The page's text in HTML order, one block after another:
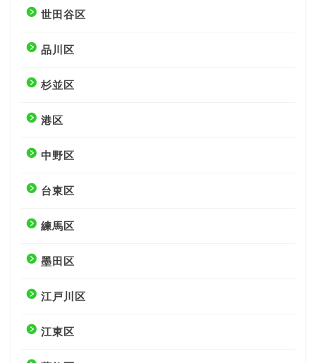
世田谷区
品川区
杉並区
港区
中野区
台東区
練馬区
墨田区
江戸川区
江東区